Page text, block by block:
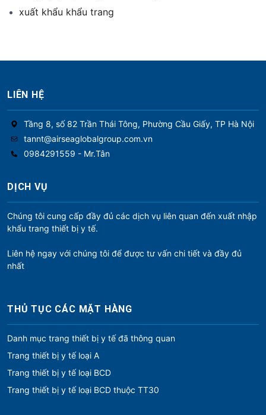
xuất khẩu khẩu trang
LIÊN HỆ
Tầng 8, số 82 Trần Thái Tông, Phường Cầu Giấy, TP Hà Nội
tannt@airseaglobalgroup.com.vn
0984291559 - Mr.Tân
DỊCH VỤ
Chúng tôi cung cấp đầy đủ các dịch vụ liên quan đến xuất nhập
khẩu trang thiết bị y tế.
Liên hệ ngay với chúng tôi để được tư vấn chi tiết và đầy đủ
nhất
THỦ TỤC CÁC MẶT HÀNG
Danh mục trang thiết bị y tế đã thông quan
Trang thiết bị y tế loại A
Trang thiết bị y tế loại BCD
Trang thiết bị y tế loại BCD thuộc TT30